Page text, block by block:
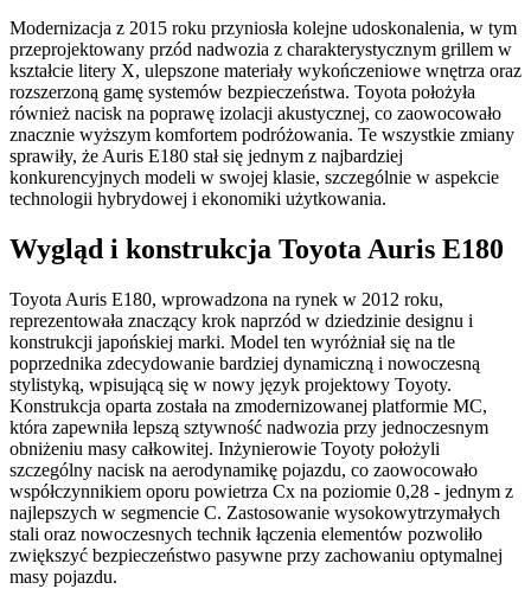
Modernizacja z 2015 roku przyniosła kolejne udoskonalenia, w tym
przeprojektowany przód nadwozia z charakterystycznym grillem w
kształcie litery X, ulepszone materiały wykończeniowe wnętrza oraz
rozszerzoną gamę systemów bezpieczeństwa. Toyota położyła
również nacisk na poprawę izolacji akustycznej, co zaowocowało
znacznie wyższym komfortem podróżowania. Te wszystkie zmiany
sprawiły, że Auris E180 stał się jednym z najbardziej
konkurencyjnych modeli w swojej klasie, szczególnie w aspekcie
technologii hybrydowej i ekonomiki użytkowania.
Wygląd i konstrukcja Toyota Auris E180
Toyota Auris E180, wprowadzona na rynek w 2012 roku,
reprezentowała znaczący krok naprzód w dziedzinie designu i
konstrukcji japońskiej marki. Model ten wyróżniał się na tle
poprzednika zdecydowanie bardziej dynamiczną i nowoczesną
stylistyką, wpisującą się w nowy język projektowy Toyoty.
Konstrukcja oparta została na zmodernizowanej platformie MC,
która zapewniła lepszą sztywność nadwozia przy jednoczesnym
obniżeniu masy całkowitej. Inżynierowie Toyoty położyli
szczególny nacisk na aerodynamikę pojazdu, co zaowocowało
współczynnikiem oporu powietrza Cx na poziomie 0,28 - jednym z
najlepszych w segmencie C. Zastosowanie wysokowytrzymałych
stali oraz nowoczesnych technik łączenia elementów pozwoliło
zwiększyć bezpieczeństwo pasywne przy zachowaniu optymalnej
masy pojazdu.